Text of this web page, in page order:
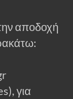
αποδοχή
για